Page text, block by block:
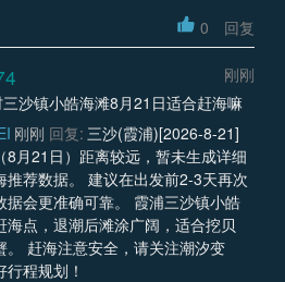
0 回复
刚刚
沙镇小皓海滩8月21日适合赶海嘛
刚刚 回复: 三沙(霞浦)[2026-8-21]
8月21日）距离较远，暂未生成详细
推荐数据。 建议在出发前2-3天再次
据会更准确可靠。 霞浦三沙镇小皓
海点，退潮后滩涂广阔，适合挖贝
。 赶海注意安全，请关注潮汐变
程规划！